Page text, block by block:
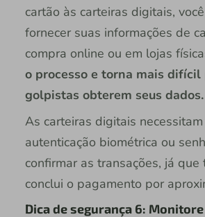
cartão às carteiras digitais,
fornecer suas informações de
compra online ou em lojas
o processo e torna mais difícil
golpistas obterem seus dados.
As carteiras digitais
autenticação biométrica ou
confirmar as transações, já que
conclui o pagamento por
Dica de segurança 6: